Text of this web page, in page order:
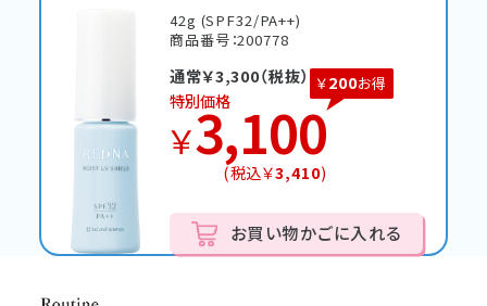
42g (SPF32/PA++)
商品番号：200778
通常￥3,300（税抜）
特別価格
￥3,100
(税込￥3,410)
￥200お得
お買い物かごに入れる